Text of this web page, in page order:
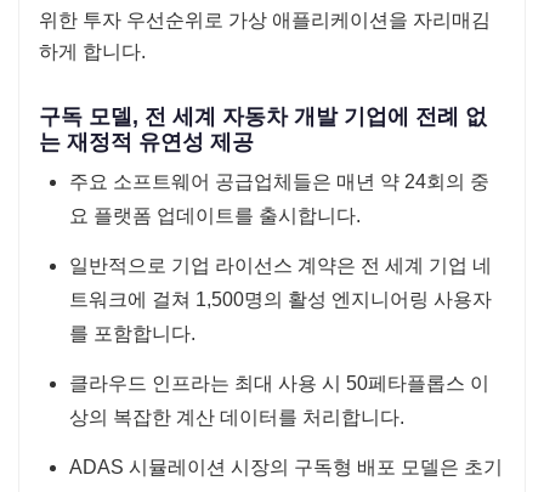
위한 투자 우선순위로 가상 애플리케이션을 자리매김
하게 합니다.
구독 모델, 전 세계 자동차 개발 기업에 전례 없
는 재정적 유연성 제공
주요 소프트웨어 공급업체들은 매년 약 24회의 중
요 플랫폼 업데이트를 출시합니다.
일반적으로 기업 라이선스 계약은 전 세계 기업 네
트워크에 걸쳐 1,500명의 활성 엔지니어링 사용자
를 포함합니다.
클라우드 인프라는 최대 사용 시 50페타플롭스 이
상의 복잡한 계산 데이터를 처리합니다.
ADAS 시뮬레이션 시장의 구독형 배포 모델은 초기